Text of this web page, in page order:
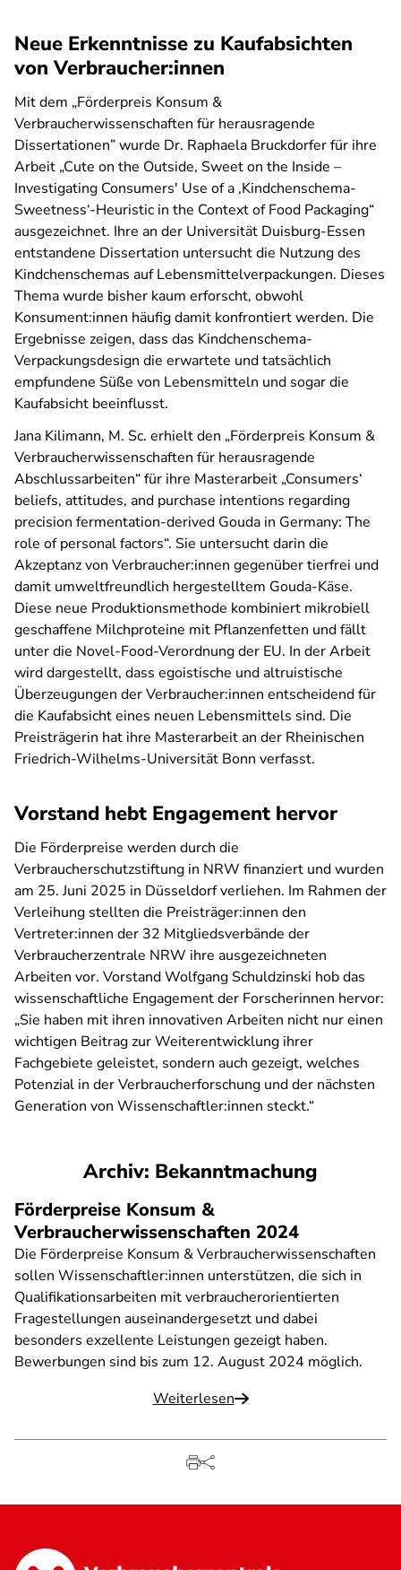
Neue Erkenntnisse zu Kaufabsichten
von Verbraucher:innen
Mit dem „Förderpreis Konsum &
Verbraucherwissenschaften für herausragende
Dissertationen” wurde Dr. Raphaela Bruckdorfer für ihre
Arbeit „Cute on the Outside, Sweet on the Inside –
Investigating Consumers' Use of a ‚Kindchenschema-
Sweetness‘-Heuristic in the Context of Food Packaging“
ausgezeichnet. Ihre an der Universität Duisburg-Essen
entstandene Dissertation untersucht die Nutzung des
Kindchenschemas auf Lebensmittelverpackungen. Dieses
Thema wurde bisher kaum erforscht, obwohl
Konsument:innen häufig damit konfrontiert werden. Die
Ergebnisse zeigen, dass das Kindchenschema-
Verpackungsdesign die erwartete und tatsächlich
empfundene Süße von Lebensmitteln und sogar die
Kaufabsicht beeinflusst.
Jana Kilimann, M. Sc. erhielt den „Förderpreis Konsum &
Verbraucherwissenschaften für herausragende
Abschlussarbeiten“ für ihre Masterarbeit „Consumers‘
beliefs, attitudes, and purchase intentions regarding
precision fermentation-derived Gouda in Germany: The
role of personal factors“. Sie untersucht darin die
Akzeptanz von Verbraucher:innen gegenüber tierfrei und
damit umweltfreundlich hergestelltem Gouda-Käse.
Diese neue Produktionsmethode kombiniert mikrobiell
geschaffene Milchproteine mit Pflanzenfetten und fällt
unter die Novel-Food-Verordnung der EU. In der Arbeit
wird dargestellt, dass egoistische und altruistische
Überzeugungen der Verbraucher:innen entscheidend für
die Kaufabsicht eines neuen Lebensmittels sind. Die
Preisträgerin hat ihre Masterarbeit an der Rheinischen
Friedrich-Wilhelms-Universität Bonn verfasst.
Vorstand hebt Engagement hervor
Die Förderpreise werden durch die
Verbraucherschutzstiftung in NRW finanziert und wurden
am 25. Juni 2025 in Düsseldorf verliehen. Im Rahmen der
Verleihung stellten die Preisträger:innen den
Vertreter:innen der 32 Mitgliedsverbände der
Verbraucherzentrale NRW ihre ausgezeichneten
Arbeiten vor. Vorstand Wolfgang Schuldzinski hob das
wissenschaftliche Engagement der Forscherinnen hervor:
„Sie haben mit ihren innovativen Arbeiten nicht nur einen
wichtigen Beitrag zur Weiterentwicklung ihrer
Fachgebiete geleistet, sondern auch gezeigt, welches
Potenzial in der Verbraucherforschung und der nächsten
Generation von Wissenschaftler:innen steckt.“
Archiv: Bekanntmachung
Förderpreise Konsum &
Verbraucherwissenschaften 2024
Die Förderpreise Konsum & Verbraucherwissenschaften
sollen Wissenschaftler:innen unterstützen, die sich in
Qualifikationsarbeiten mit verbraucherorientierten
Fragestellungen auseinandergesetzt und dabei
besonders exzellente Leistungen gezeigt haben.
Bewerbungen sind bis zum 12. August 2024 möglich.
Weiterlesen